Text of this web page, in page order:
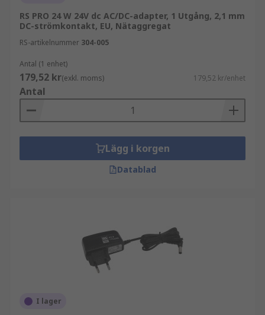
RS PRO 24 W 24V dc AC/DC-adapter, 1 Utgång, 2,1 mm
DC-strömkontakt, EU, Nätaggregat
RS-artikelnummer 304-005
Antal (1 enhet)
179,52 kr(exkl. moms) 179,52 kr/enhet
Antal
Lägg i korgen
Datablad
I lager